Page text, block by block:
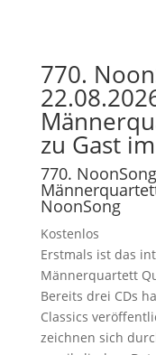
770.
zu Gast
770.
NoonSong
Kostenlos
Erstmals ist das
Männerquartett
Bereits drei CDs
Classics
zeichnen sich